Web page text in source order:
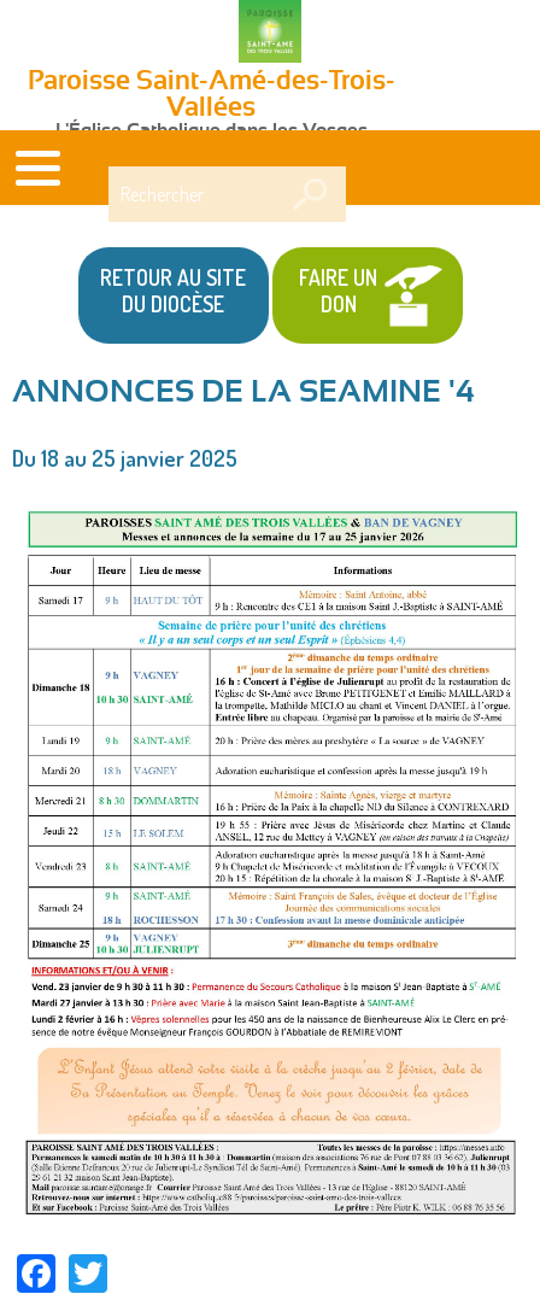
Paroisse Saint-Amé-des-Trois-
Vallées
L'Église Catholique dans les Vosges
RETOUR AU SITE
DU DIOCÈSE
FAIRE UN
DON
êtes
ici
ANNONCES DE LA SEAMINE '4
Du 18 au 25 janvier 2025
Facebook